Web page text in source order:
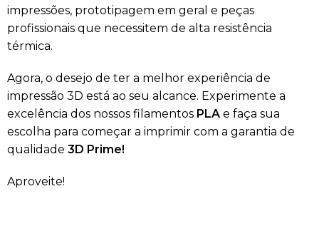
impressões, prototipagem em geral e peças
profissionais que necessitem de alta resistência
térmica.
Agora, o desejo de ter a melhor experiência de
impressão 3D está ao seu alcance. Experimente a
excelência dos nossos filamentos PLA e faça sua
escolha para começar a imprimir com a garantia de
qualidade 3D Prime!
Aproveite!